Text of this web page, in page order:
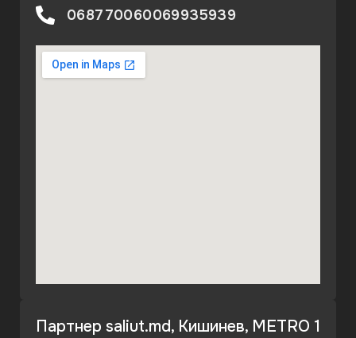
068770060069935939
Партнер saliut.md, Кишинев, METRO 1